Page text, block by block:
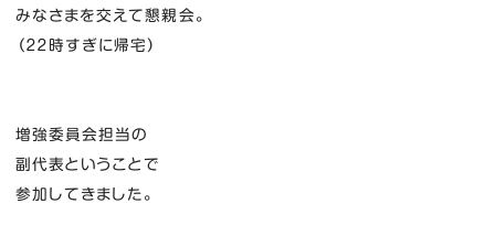
みなさまを交えて懇親会。
（２２時すぎに帰宅）
増強委員会担当の
副代表ということで
参加してきました。